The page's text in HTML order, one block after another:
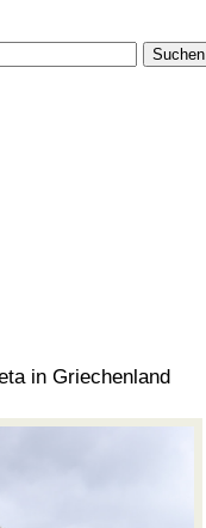
Suchen
in Griechenland